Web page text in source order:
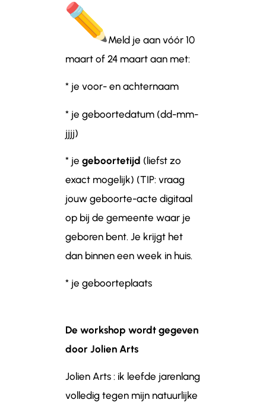
Meld je aan vóór 10
maart of 24 maart aan met:
* je voor- en achternaam
* je geboortedatum (dd-mm-
jjjj)
* je geboortetijd (liefst zo
exact mogelijk) (TIP: vraag
jouw geboorte-acte digitaal
op bij de gemeente waar je
geboren bent. Je krijgt het
dan binnen een week in huis.
* je geboorteplaats
De workshop wordt gegeven
door Jolien Arts
Jolien Arts : ik leefde jarenlang
volledig tegen mijn natuurlijke